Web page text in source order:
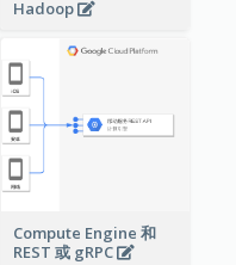
Hadoop
Compute Engine 和
REST 或 gRPC